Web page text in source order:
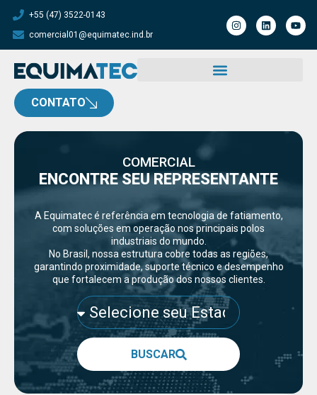
+55 (47) 3522-0143
comercial01@equimatec.ind.br
CONTATO
COMERCIAL
ENCONTRE SEU REPRESENTANTE
A Equimatec é referência em tecnologia de fatiamento,
com soluções em operação nos principais polos
industriais do mundo.
No Brasil, nossa estrutura cobre todas as regiões,
garantindo proximidade, suporte técnico e desempenho
que fortalecem a produção dos nossos clientes.
BUSCAR